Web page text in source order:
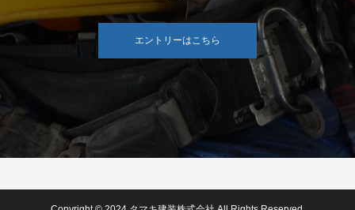
エントリーはこちら